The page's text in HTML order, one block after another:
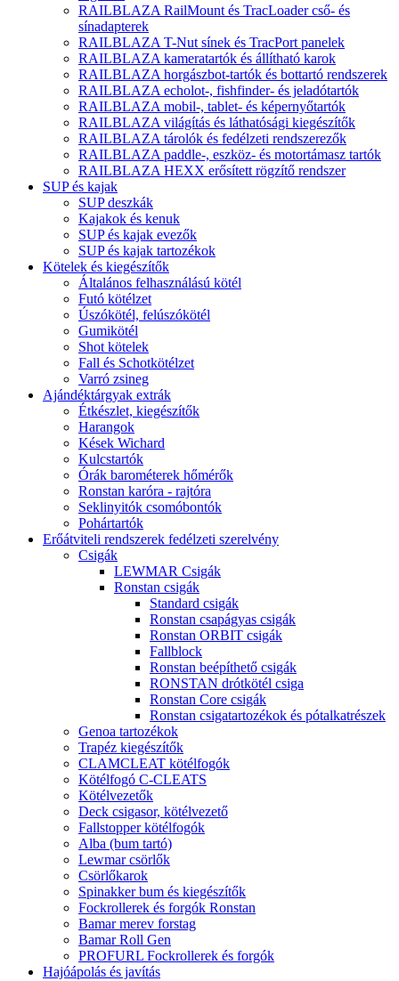
RAILBLAZA RailMount és TracLoader cső- és
sínadapterek
RAILBLAZA T-Nut sínek és TracPort panelek
RAILBLAZA kameratartók és állítható karok
RAILBLAZA horgászbot-tartók és bottartó rendszerek
RAILBLAZA echolot-, fishfinder- és jeladótartók
RAILBLAZA mobil-, tablet- és képernyőtartók
RAILBLAZA világítás és láthatósági kiegészítők
RAILBLAZA tárolók és fedélzeti rendszerezők
RAILBLAZA paddle-, eszköz- és motortámasz tartók
RAILBLAZA HEXX erősített rögzítő rendszer
SUP és kajak
SUP deszkák
Kajakok és kenuk
SUP és kajak evezők
SUP és kajak tartozékok
Kötelek és kiegészítők
Általános felhasználású kötél
Futó kötélzet
Úszókötél, felúszókötél
Gumikötél
Shot kötelek
Fall és Schotkötélzet
Varró zsineg
Ajándéktárgyak extrák
Étkészlet, kiegészítők
Harangok
Kések Wichard
Kulcstartók
Órák barométerek hőmérők
Ronstan karóra - rajtóra
Seklinyitók csomóbontók
Pohártartók
Erőátviteli rendszerek fedélzeti szerelvény
Csigák
LEWMAR Csigák
Ronstan csigák
Standard csigák
Ronstan csapágyas csigák
Ronstan ORBIT csigák
Fallblock
Ronstan beépíthető csigák
RONSTAN drótkötél csiga
Ronstan Core csigák
Ronstan csigatartozékok és pótalkatrészek
Genoa tartozékok
Trapéz kiegészítők
CLAMCLEAT kötélfogók
Kötélfogó C-CLEATS
Kötélvezetők
Deck csigasor, kötélvezető
Fallstopper kötélfogók
Alba (bum tartó)
Lewmar csörlők
Csörlőkarok
Spinakker bum és kiegészítők
Fockrollerek és forgók Ronstan
Bamar merev forstag
Bamar Roll Gen
PROFURL Fockrollerek és forgók
Hajóápolás és javítás